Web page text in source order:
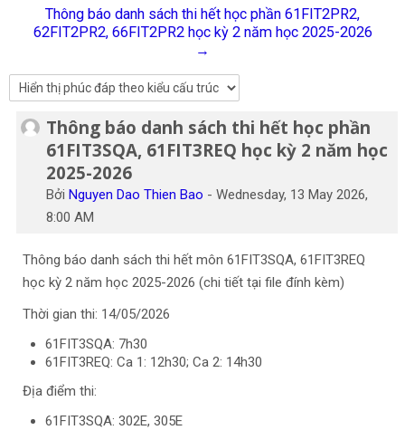
khoá
học
Thông báo danh sách thi hết học phần 61FIT2PR2,
62FIT2PR2, 66FIT2PR2 học kỳ 2 năm học 2025-2026
→
Thông báo danh sách thi hết học phần
61FIT3SQA, 61FIT3REQ học kỳ 2 năm học
2025-2026
Bởi Nguyen Dao Thien Bao - Wednesday, 13 May 2026,
8:00 AM
Số lượng các câu trả lời: 0
Thông báo danh sách thi hết môn 61FIT3SQA, 61FIT3REQ
học kỳ 2 năm học 2025-2026 (chi tiết tại file đính kèm)
Thời gian thi: 14/05/2026
61FIT3SQA: 7h30
61FIT3REQ: Ca 1: 12h30; Ca 2: 14h30
Địa điểm thi:
61FIT3SQA: 302E, 305E